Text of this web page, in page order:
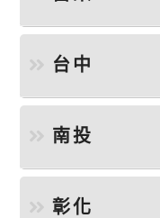
台中
南投
彰化